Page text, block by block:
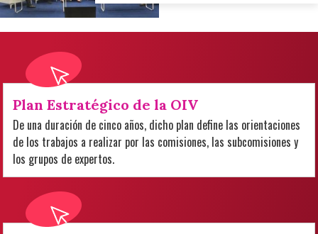
Plan Estratégico de la OIV
De una duración de cinco años, dicho plan define las orientaciones
de los trabajos a realizar por las comisiones, las subcomisiones y
los grupos de expertos.